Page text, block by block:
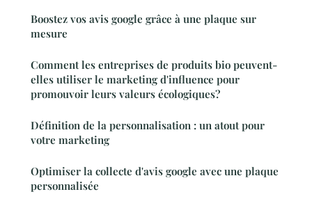
Boostez vos avis google grâce à une plaque sur
mesure
Comment les entreprises de produits bio peuvent-
elles utiliser le marketing d'influence pour
promouvoir leurs valeurs écologiques?
Définition de la personnalisation : un atout pour
votre marketing
Optimiser la collecte d'avis google avec une plaque
personnalisée